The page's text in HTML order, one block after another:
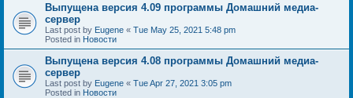
Выпущена версия 4.09 программы Домашний медиа-
сервер
Last post by Eugene « Tue May 25, 2021 5:48 pm
Posted in Новости
Выпущена версия 4.08 программы Домашний медиа-
сервер
Last post by Eugene « Tue Apr 27, 2021 3:05 pm
Posted in Новости